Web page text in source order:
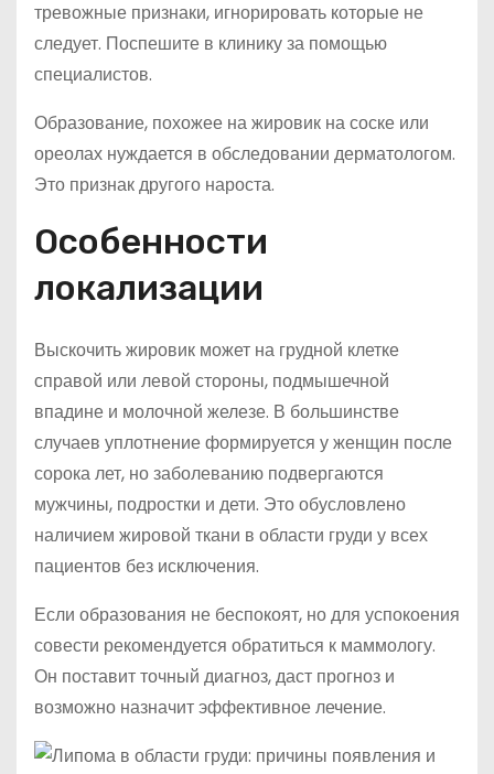
тревожные признаки, игнорировать которые не
следует. Поспешите в клинику за помощью
специалистов.
Образование, похожее на жировик на соске или
ореолах нуждается в обследовании дерматологом.
Это признак другого нароста.
Особенности
локализации
Выскочить жировик может на грудной клетке
справой или левой стороны, подмышечной
впадине и молочной железе. В большинстве
случаев уплотнение формируется у женщин после
сорока лет, но заболеванию подвергаются
мужчины, подростки и дети. Это обусловлено
наличием жировой ткани в области груди у всех
пациентов без исключения.
Если образования не беспокоят, но для успокоения
совести рекомендуется обратиться к маммологу.
Он поставит точный диагноз, даст прогноз и
возможно назначит эффективное лечение.